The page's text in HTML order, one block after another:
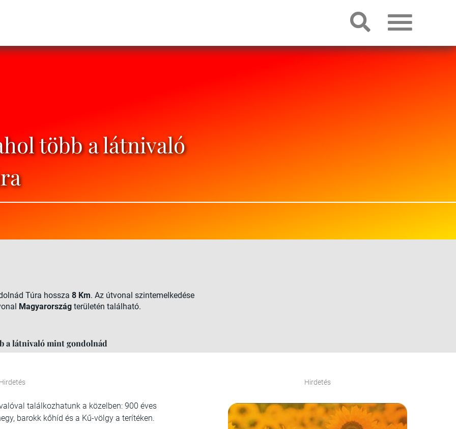
több a látnivaló
Túra hossza 8 Km. Az útvonal szintemelkedése
Magyarország területén található.
a látnivaló mint gondolnád
találkozhatunk a közelben: 900 éves
barokk kőhíd és a Kű-völgy a terítéken.
Hirdetés